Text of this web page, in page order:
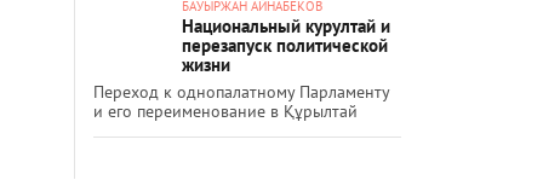
БАУЫРЖАН АЙНАБЕКОВ
Национальный курултай и
перезапуск политической
жизни
Переход к однопалатному Парламенту
и его переименование в Құрылтай